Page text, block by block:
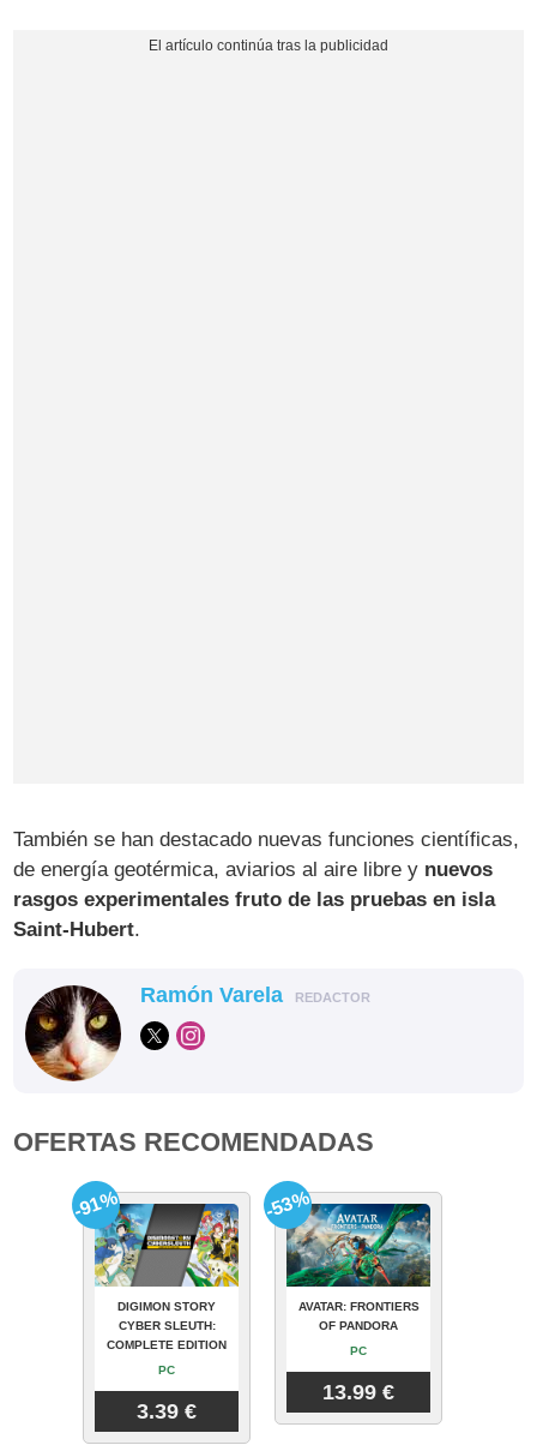
También se han destacado nuevas funciones científicas,
de energía geotérmica, aviarios al aire libre y nuevos
rasgos experimentales fruto de las pruebas en isla
Saint-Hubert.
Ramón Varela REDACTOR
OFERTAS RECOMENDADAS
DIGIMON STORY
CYBER SLEUTH:
COMPLETE EDITION
PC
3.39 €
-91%
AVATAR: FRONTIERS
OF PANDORA
PC
13.99 €
-53%